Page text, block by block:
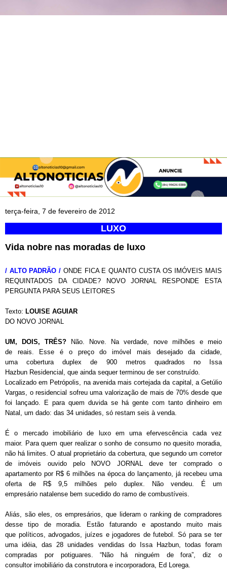
terça-feira, 7 de fevereiro de 2012
LUXO
Vida nobre nas moradas de luxo
/ ALTO PADRÃO / ONDE FICA E QUANTO CUSTA OS IMÓVEIS MAIS
REQUINTADOS DA CIDADE? NOVO JORNAL RESPONDE ESTA
PERGUNTA PARA SEUS LEITORES
Texto: LOUISE AGUIAR
DO NOVO JORNAL
UM, DOIS, TRÊS? Não. Nove. Na verdade, nove milhões e meio
de reais. Esse é o preço do imóvel mais desejado da cidade,
uma cobertura duplex de 900 metros quadrados no Issa
Hazbun Residencial, que ainda sequer terminou de ser construído.
Localizado em Petrópolis, na avenida mais cortejada da capital, a Getúlio
Vargas, o residencial sofreu uma valorização de mais de 70% desde que
foi lançado. E para quem duvida se há gente com tanto dinheiro em
Natal, um dado: das 34 unidades, só restam seis à venda.
É o mercado imobiliário de luxo em uma efervescência cada vez
maior. Para quem quer realizar o sonho de consumo no quesito moradia,
não há limites. O atual proprietário da cobertura, que segundo um corretor
de imóveis ouvido pelo NOVO JORNAL deve ter comprado o
apartamento por R$ 6 milhões na época do lançamento, já recebeu uma
oferta de R$ 9,5 milhões pelo duplex. Não vendeu. É um
empresário natalense bem sucedido do ramo de combustíveis.
Aliás, são eles, os empresários, que lideram o ranking de compradores
desse tipo de moradia. Estão faturando e apostando muito mais
que políticos, advogados, juízes e jogadores de futebol. Só para se ter
uma idéia, das 28 unidades vendidas do Issa Hazbun, todas foram
compradas por potiguares. “Não há ninguém de fora”, diz o
consultor imobiliário da construtora e incorporadora, Ed Lorega.